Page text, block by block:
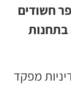
חשודים
בתחנות
מפקד